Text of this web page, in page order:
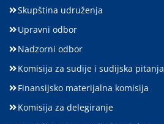
Skupština udruženja
Upravni odbor
Nadzorni odbor
Komisija za sudije i sudijska pitanja
Finansijsko materijalna komisija
Komisija za delegiranje